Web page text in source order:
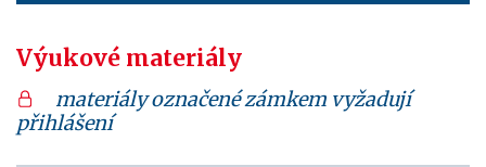
Výukové materiály
materiály označené zámkem vyžadují
přihlášení